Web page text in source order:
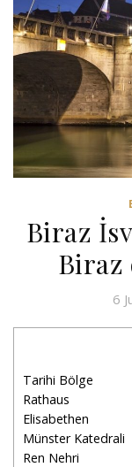
Biraz
Biraz
6
Tarihi Bölge
Rathaus
Elisabethen
Münster Katedrali
Ren Nehri